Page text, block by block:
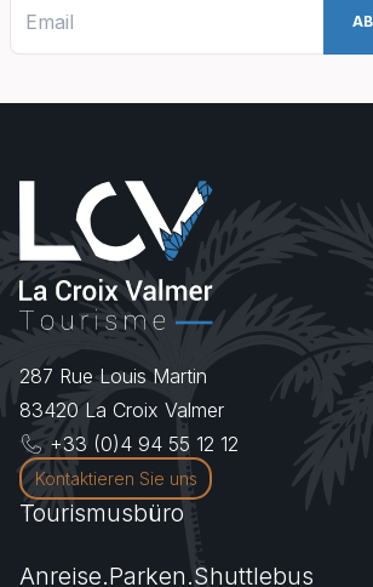
287 Rue Louis Martin
83420 La Croix Valmer
+33 (0)4 94 55 12 12
Kontaktieren Sie uns
Tourismusbüro
Anreise.Parken.Shuttlebus